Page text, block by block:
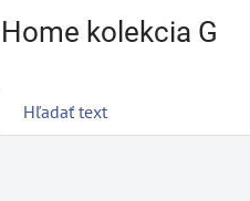
kolekcia G
Hľadať text